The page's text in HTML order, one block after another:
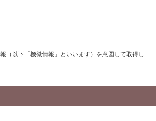
（以下「機微情報」といいます）を意図して取得し